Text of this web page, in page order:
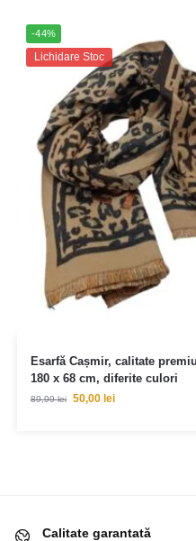
-44%
Lichidare Stoc
Esarfă Cașmir, calitate
180 x 68 cm, diferite culori
89,99lei 50,00 lei
Calitate garantată